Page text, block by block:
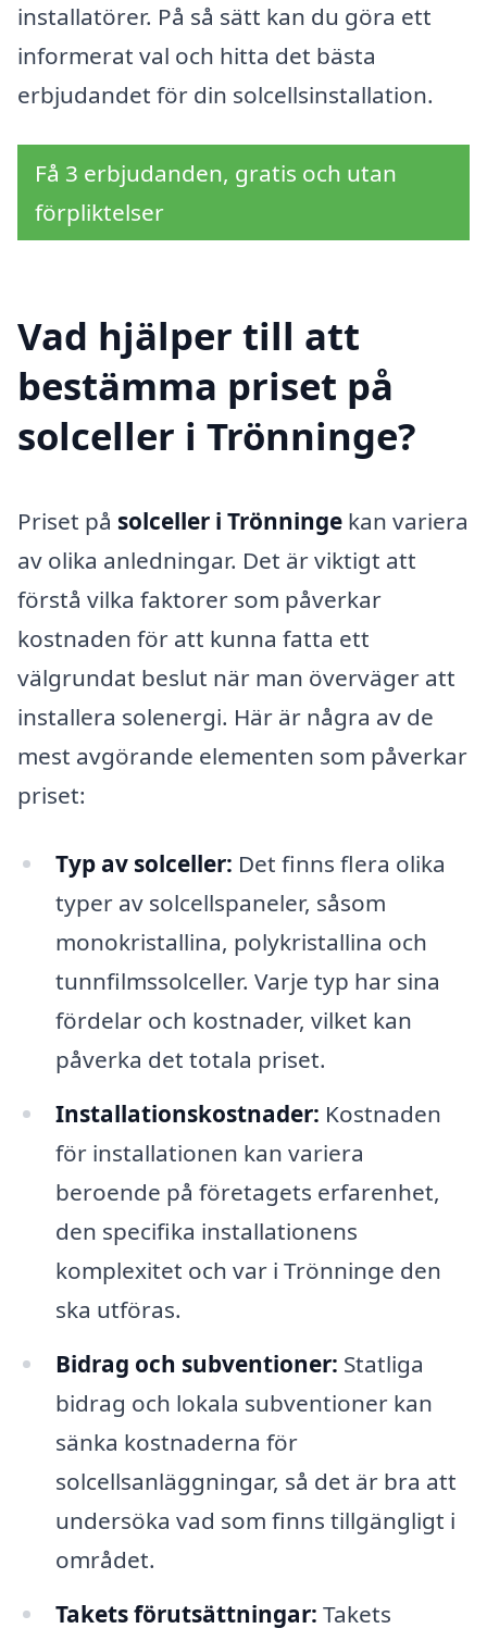
installatörer. På så sätt kan du göra ett
informerat val och hitta det bästa
erbjudandet för din solcellsinstallation.
Få 3 erbjudanden, gratis och utan
förpliktelser
Vad hjälper till att
bestämma priset på
solceller i Trönninge?
Priset på solceller i Trönninge kan variera
av olika anledningar. Det är viktigt att
förstå vilka faktorer som påverkar
kostnaden för att kunna fatta ett
välgrundat beslut när man överväger att
installera solenergi. Här är några av de
mest avgörande elementen som påverkar
priset:
Typ av solceller: Det finns flera olika
typer av solcellspaneler, såsom
monokristallina, polykristallina och
tunnfilmssolceller. Varje typ har sina
fördelar och kostnader, vilket kan
påverka det totala priset.
Installationskostnader: Kostnaden
för installationen kan variera
beroende på företagets erfarenhet,
den specifika installationens
komplexitet och var i Trönninge den
ska utföras.
Bidrag och subventioner: Statliga
bidrag och lokala subventioner kan
sänka kostnaderna för
solcellsanläggningar, så det är bra att
undersöka vad som finns tillgängligt i
området.
Takets förutsättningar: Takets